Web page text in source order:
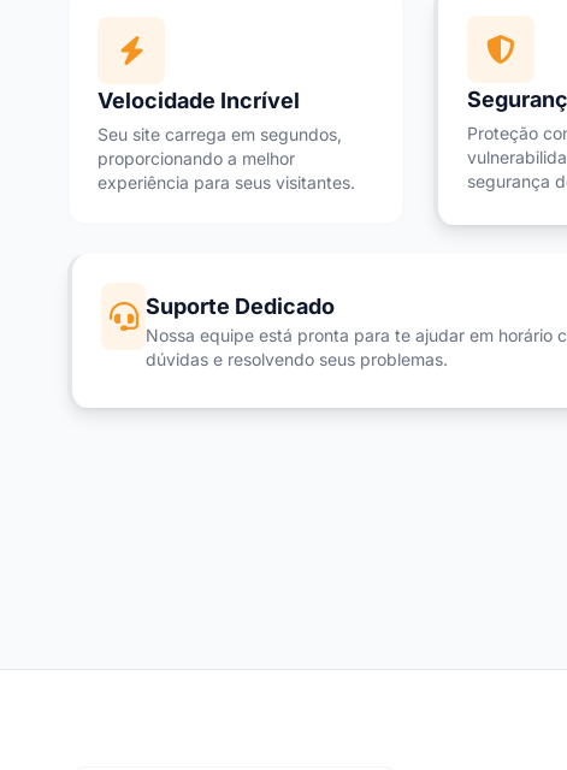
Velocidade Incrível
Seu site carrega em segundos,
proporcionando a melhor
experiência para seus visitantes.
Proteção
segurança
Suporte Dedicado
Nossa equipe está pronta para te ajudar em horário
dúvidas e resolvendo seus problemas.